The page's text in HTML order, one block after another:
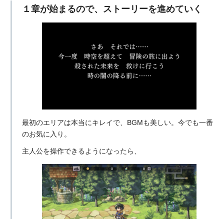
１章が始まるので、ストーリーを進めていく
最初のエリアは本当にキレイで、BGMも美しい。今でも一番
のお気に入り。
主人公を操作できるようになったら、